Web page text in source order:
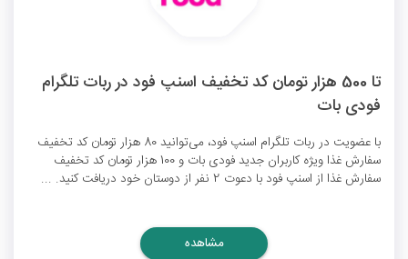
تا 500 هزار تومان کد تخفیف اسنپ فود در ربات تلگرام
فودی بات
با عضویت در ربات تلگرام اسنپ فود، می‌توانید 80 هزار تومان کد تخفیف
سفارش غذا ویژه کاربران جدید فودی بات و 100 هزار تومان کد تخفیف
سفارش غذا از اسنپ فود با دعوت 2 نفر از دوستان خود دریافت کنید. ...
مشاهده